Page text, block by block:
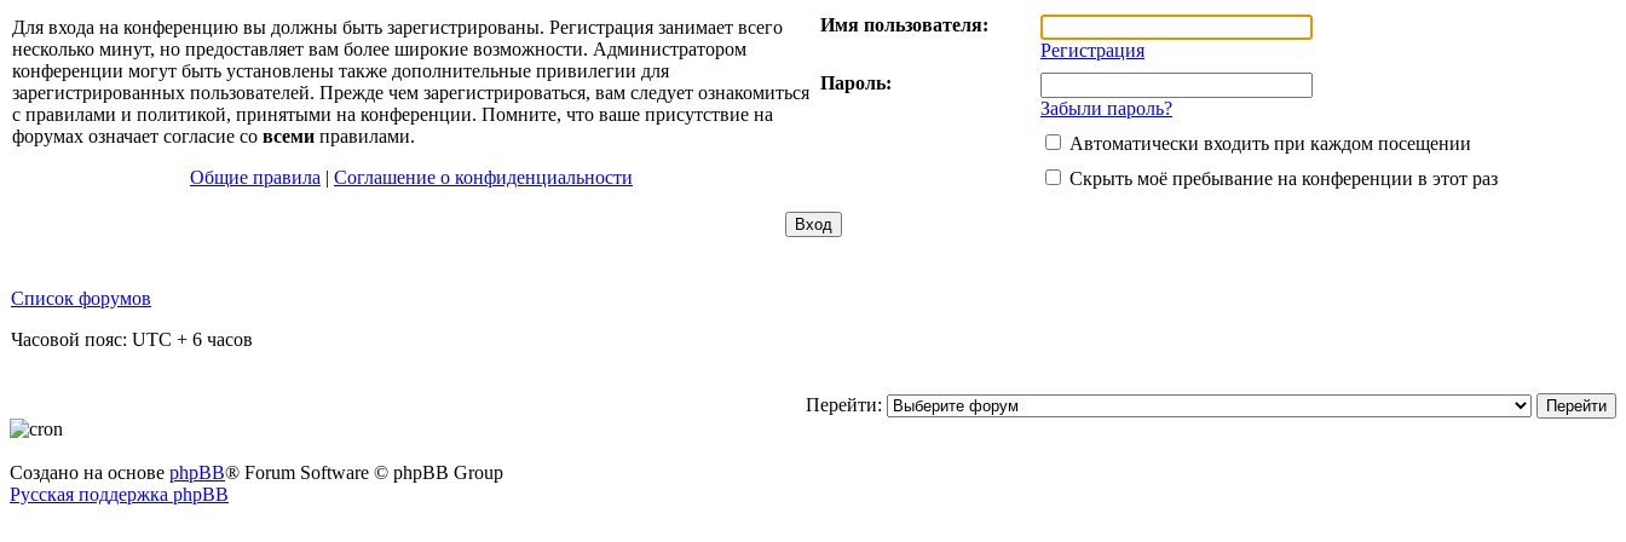
Для входа на конференцию вы должны быть зарегистрированы. Регистрация занимает всего
несколько минут, но предоставляет вам более широкие возможности. Администратором
конференции могут быть установлены также дополнительные привилегии для
зарегистрированных пользователей. Прежде чем зарегистрироваться, вам следует ознакомиться
с правилами и политикой, принятыми на конференции. Помните, что ваше присутствие на
форумах означает согласие со всеми правилами.
Общие правила | Соглашение о конфиденциальности
Имя пользователя:
Регистрация
Пароль:
Забыли пароль?
Автоматически входить при каждом посещении
Скрыть моё пребывание на конференции в этот раз
Список форумов
Часовой пояс: UTC + 6 часов
Перейти:
Создано на основе phpBB® Forum Software © phpBB Group
Русская поддержка phpBB